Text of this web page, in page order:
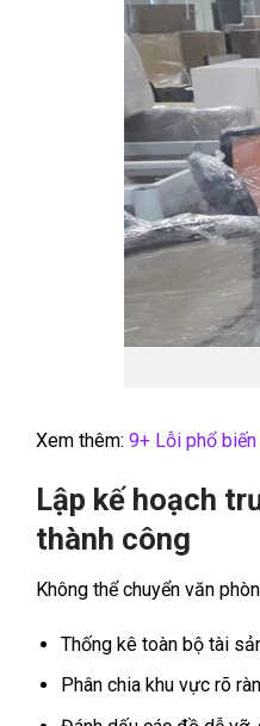
Xem thêm: 9+ Lỗi phổ
Lập kế hoạch
thành công
Không thể chuyển văn
Thống kê toàn bộ tài
Phân chia khu vực rõ